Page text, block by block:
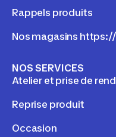
Rappels produits
Nos magasins
NOS SERVICES
Atelier et prise de
Reprise produit
Occasion